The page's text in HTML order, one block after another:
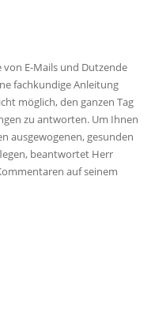
E-Mails und Dutzende
fachkundige Anleitung
möglich, den ganzen Tag
zu antworten. Um Ihnen
ausgewogenen, gesunden
beantwortet Herr
auf seinem